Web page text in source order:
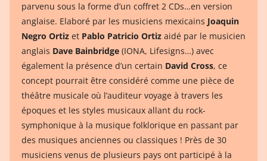
parvenu sous la forme d’un coffret 2 CDs…en version
anglaise. Elaboré par les musiciens mexicains Joaquin
Negro Ortiz et Pablo Patricio Ortiz aidé par le musicien
anglais Dave Bainbridge (IONA, Lifesigns…) avec
également la présence d’un certain David Cross, ce
concept pourrait être considéré comme une pièce de
théâtre musicale où l’auditeur voyage à travers les
époques et les styles musicaux allant du rock-
symphonique à la musique folklorique en passant par
des musiques anciennes ou classiques ! Près de 30
musiciens venus de plusieurs pays ont participé à la